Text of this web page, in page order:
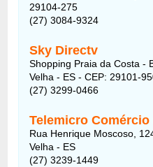
29104-275
(27) 3084-9324
Sky Directv
Shopping Praia da Costa -
Velha - ES - CEP: 29101-
(27) 3299-0466
Telemicro Comércio
Rua Henrique Moscoso,
Velha - ES
(27) 3239-1449